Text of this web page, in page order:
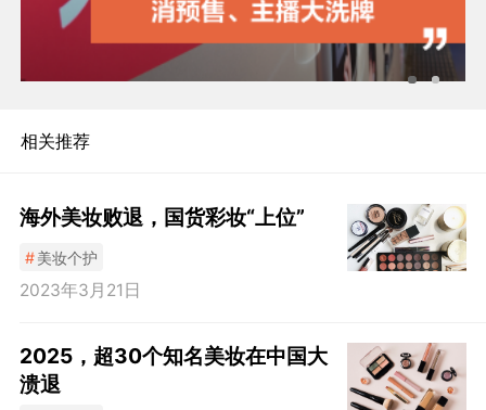
相关推荐
海外美妆败退，国货彩妆“上位”
#美妆个护
2023年3月21日
2025，超30个知名美妆在中国大
溃退